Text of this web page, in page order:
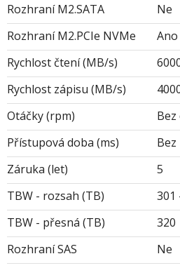
Rozhraní M2.SATA
Ne
Rozhraní M2.PCIe NVMe
Ano
Rychlost čtení (MB/s)
Rychlost zápisu (MB/s)
Otáčky (rpm)
Přístupová doba (ms)
Záruka (let)
5
TBW - rozsah (TB)
301
TBW - přesná (TB)
320
Rozhraní SAS
Ne